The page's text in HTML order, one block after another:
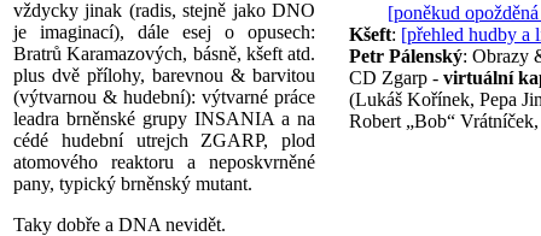
vždycky jinak (radis, stejně jako DNO
je imaginací), dále esej o opusech:
Bratrů Karamazových, básně, kšeft atd.
plus dvě přílohy, barevnou & barvitou
(výtvarnou & hudební): výtvarné práce
leadra brněnské grupy INSANIA a na
cédé hudební utrejch ZGARP, plod
atomového reaktoru a neposkvrněné
pany, typický brněnský mutant.
Taky dobře a DNA nevidět.
[poněkud
Kšeft: [přehled hudby a
Petr Pálenský: Obrazy
CD Zgarp - virtuální
(Lukáš Kořínek, Pepa
Robert „Bob“